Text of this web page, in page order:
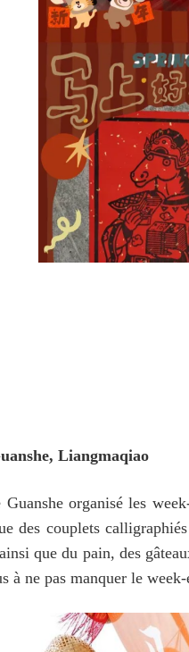
Liangmaqiao
organisé les
des couplets
que du pain, des
à ne pas manquer le week-